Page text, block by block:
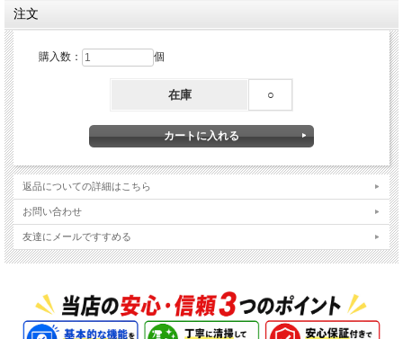
注文
購入数： 個
在庫 ○
返品についての詳細はこちら
お問い合わせ
友達にメールですすめる